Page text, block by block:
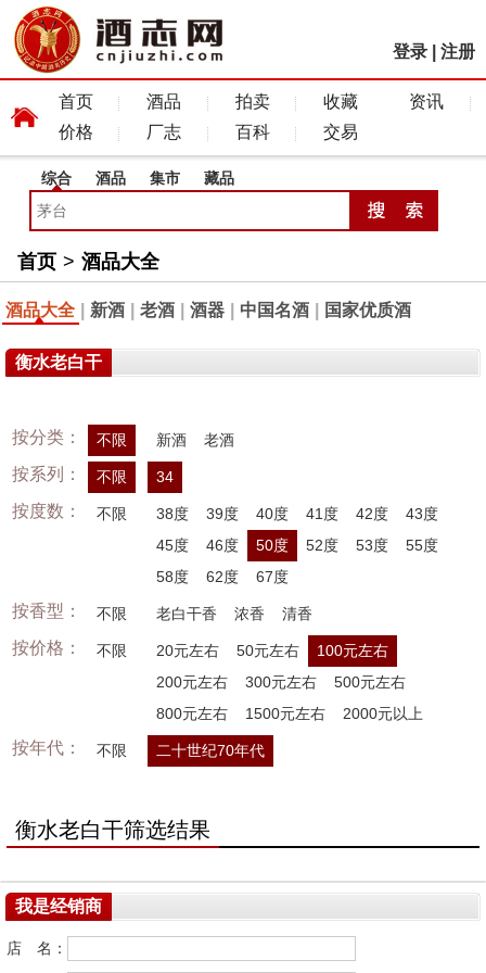
登录 注册
首页 酒品 拍卖 收藏
资讯
价格
厂志 百科 交易
综合 酒品 集市 藏品
首页 > 酒品大全
酒品大全 新酒 老酒 酒器 中国名酒 国家优质酒
衡水老白干
按分类： 不限 新酒 老酒
按系列： 不限 34
按度数： 不限 38度 39度 40度 41度 42度
43度
45度
46度 50度 52度 53度
55度
58度
62度 67度
按香型： 不限 老白干香 浓香 清香
按价格： 不限 20元左右 50元左右
100元左右
200元左右
300元左右
500元左右
800元左右
1500元左右 2000元以上
按年代： 不限 二十世纪70年代
衡水老白干筛选结果
我是经销商
店 名：